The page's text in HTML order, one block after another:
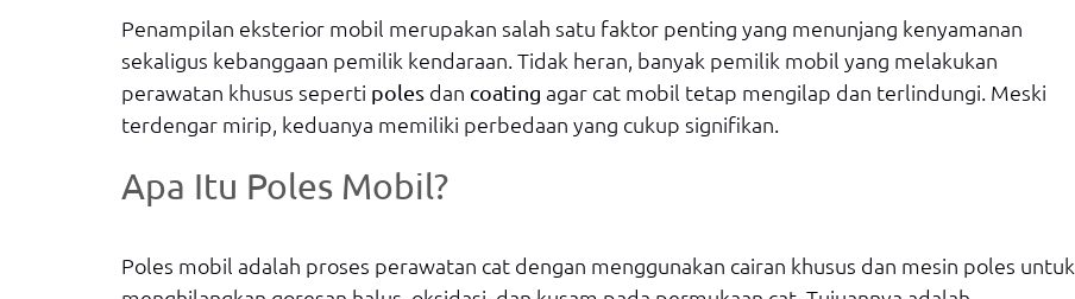
Penampilan eksterior mobil merupakan salah satu faktor penting yang menunjang kenyamanan
sekaligus kebanggaan pemilik kendaraan. Tidak heran, banyak pemilik mobil yang melakukan
perawatan khusus seperti poles dan coating agar cat mobil tetap mengilap dan terlindungi. Meski
terdengar mirip, keduanya memiliki perbedaan yang cukup signifikan.
Apa Itu Poles Mobil?
Poles mobil adalah proses perawatan cat dengan menggunakan cairan khusus dan mesin poles untuk